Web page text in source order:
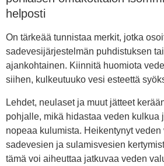
helposti
On tärkeää tunnistaa merkit, jotka
sadevesijärjestelmän puhdistuksen
ajankohtainen. Kiinnitä huomiota
siihen, kulkeutuuko vesi esteettä
Lehdet, neulaset ja muut jätteet
pohjalle, mikä hidastaa veden kulkua
nopeaa kulumista. Heikentynyt veden
sadevesien ja sulamisvesien
tämä voi aiheuttaa jatkuvaa veden